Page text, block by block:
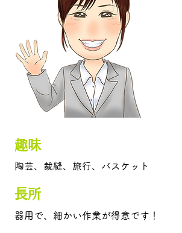
​趣味
陶芸、裁縫、旅行、バスケット
長所
器用で、細かい作業が得意です！